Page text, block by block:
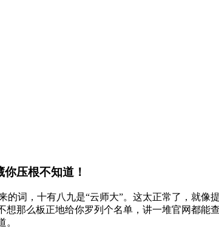
压根不知道！
词，十有八九是“云师大”。这太正常了，就
那么板正地给你罗列个名单，讲一堆官网都
。